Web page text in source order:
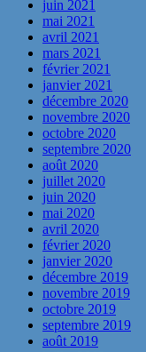
juin 2021
mai 2021
avril 2021
mars 2021
février 2021
janvier 2021
décembre 2020
novembre 2020
octobre 2020
septembre 2020
août 2020
juillet 2020
juin 2020
mai 2020
avril 2020
février 2020
janvier 2020
décembre 2019
novembre 2019
octobre 2019
septembre 2019
août 2019